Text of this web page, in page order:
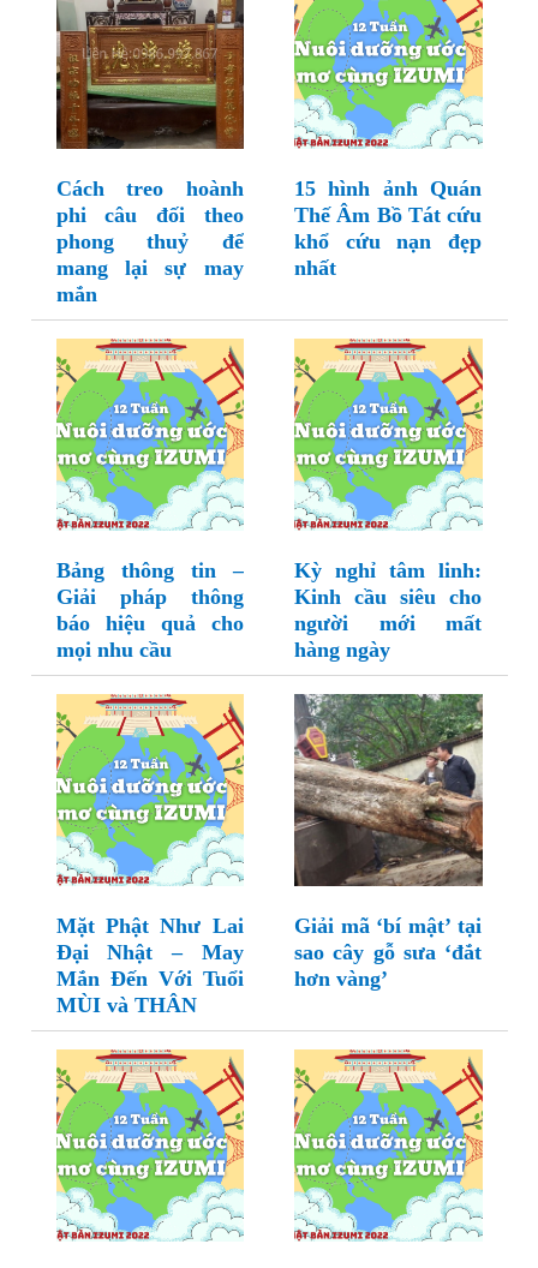
Cách treo hoành
phi câu đối theo
phong thuỷ để
mang lại sự may
mắn
15 hình ảnh Quán
Thế Âm Bồ Tát cứu
khổ cứu nạn đẹp
nhất
Bảng thông tin –
Giải pháp thông
báo hiệu quả cho
mọi nhu cầu
Kỳ nghỉ tâm linh:
Kinh cầu siêu cho
người mới mất
hàng ngày
Mặt Phật Như Lai
Đại Nhật – May
Mắn Đến Với Tuổi
MÙI và THÂN
Giải mã ‘bí mật’ tại
sao cây gỗ sưa ‘đắt
hơn vàng’